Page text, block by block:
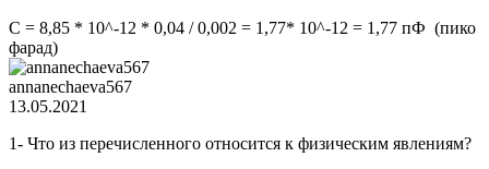
C = 8,85 * 10^-12 * 0,04 / 0,002 = 1,77* 10^-12 = 1,77 пФ (пико
фарад)
annanechaeva567
13.05.2021
1- Что из перечисленного относится к физическим явлениям?